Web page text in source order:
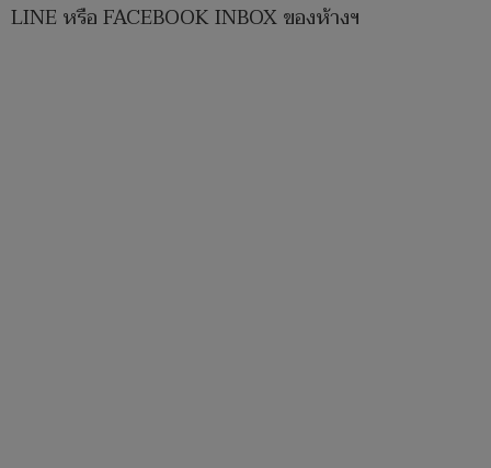
LINE หรือ FACEBOOK INBOX ของห้างฯ